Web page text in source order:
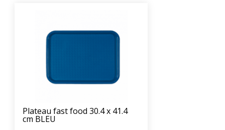
Plateau fast food 30.4 x 41.4
cm BLEU